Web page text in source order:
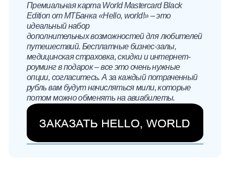
Премиальная карта World Mastercard Black
Edition от МТБанка «Hello, world!» – это
идеальный набор
дополнительных возможностей для любителей
путешествий. Бесплатные бизнес-залы,
медицинская страховка, скидки и интернет-
роуминг в подарок – все это очень нужные
опции, согласитесь. А за каждый потраченный
рубль вам будут начисляться мили, которые
потом можно обменять на авиабилеты.